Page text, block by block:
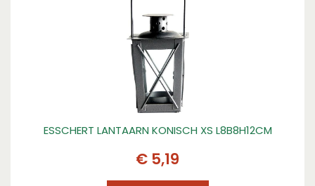
ESSCHERT LANTAARN KONISCH XS L8B8H12CM
€ 5,19